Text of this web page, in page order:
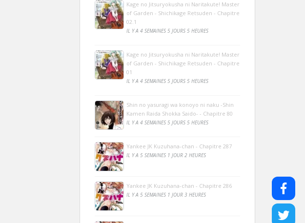
Kage no Jitsuryokusha ni Naritakute! Master
of Garden - Shichikage Retsuden - Chapitre
02.1
IL Y A 4 SEMAINES 5 JOURS 5 HEURES
Kage no Jitsuryokusha ni Naritakute! Master
of Garden - Shichikage Retsuden - Chapitre
01
IL Y A 4 SEMAINES 5 JOURS 5 HEURES
Shin no yasuragi wa konoyo ni naku -Shin
Kamen Raida Shokka Saido- - Chapitre 80
IL Y A 4 SEMAINES 5 JOURS 5 HEURES
Yankee JK Kuzuhana-chan - Chapitre 287
IL Y A 5 SEMAINES 1 JOUR 2 HEURES
Yankee JK Kuzuhana-chan - Chapitre 286
IL Y A 5 SEMAINES 1 JOUR 3 HEURES